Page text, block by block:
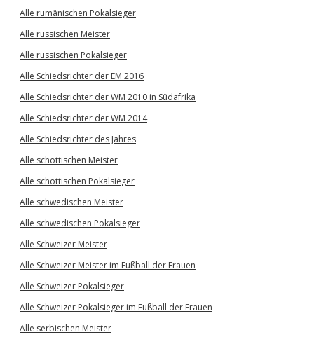
Alle rumänischen Pokalsieger
Alle russischen Meister
Alle russischen Pokalsieger
Alle Schiedsrichter der EM 2016
Alle Schiedsrichter der WM 2010 in Südafrika
Alle Schiedsrichter der WM 2014
Alle Schiedsrichter des Jahres
Alle schottischen Meister
Alle schottischen Pokalsieger
Alle schwedischen Meister
Alle schwedischen Pokalsieger
Alle Schweizer Meister
Alle Schweizer Meister im Fußball der Frauen
Alle Schweizer Pokalsieger
Alle Schweizer Pokalsieger im Fußball der Frauen
Alle serbischen Meister